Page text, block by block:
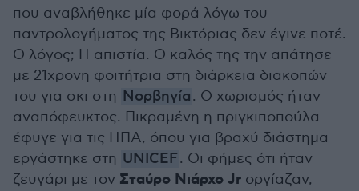
που αναβλήθηκε μία φορά λόγω του
παντρολογήματος της Βικτόριας δεν έγινε ποτέ.
Ο λόγος; Η απιστία. Ο καλός της την απάτησε
με 21χρονη φοιτήτρια στη διάρκεια διακοπών
του για σκι στη Νορβηγία. Ο χωρισμός ήταν
αναπόφευκτος. Πικραμένη η πριγκιποπούλα
έφυγε για τις ΗΠΑ, όπου για βραχύ διάστημα
εργάστηκε στη UNICEF. Οι φήμες ότι ήταν
ζευγάρι με τον Σταύρο Νιάρχο Jr οργίαζαν,